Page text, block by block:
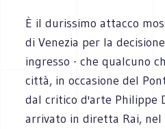
È il durissimo attacco
di Venezia per la
ingresso - che qualcuno
città, in occasione del
dal critico d'arte Philippe
arrivato in diretta Rai,